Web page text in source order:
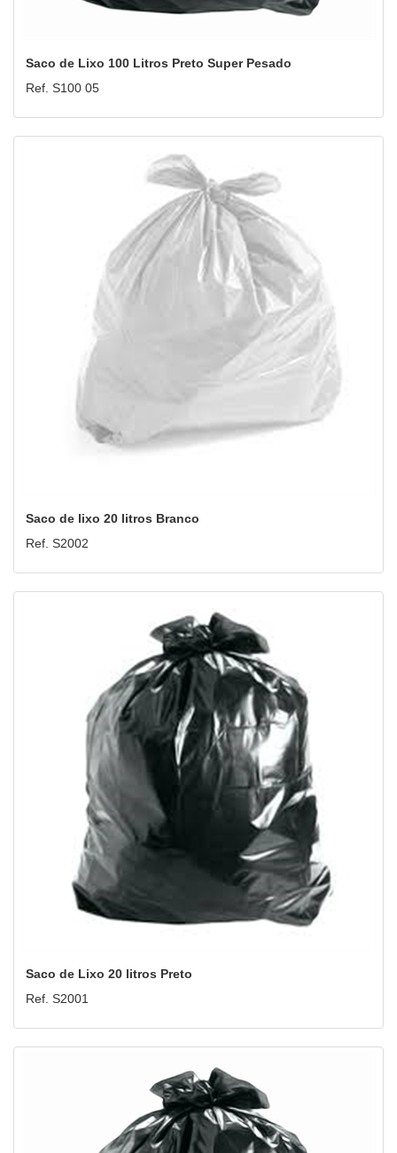
Saco de Lixo 100 Litros Preto Super Pesado
Ref. S100 05
Saco de lixo 20 litros Branco
Ref. S2002
Saco de Lixo 20 litros Preto
Ref. S2001